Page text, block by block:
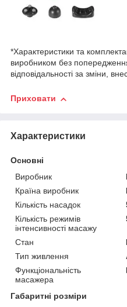
*Характеристики та
виробником без
відповідальності за зміни,
Приховати
Характеристики
Основні
Виробник
Країна виробник
Кількість насадок
Кількість режимів
інтенсивності масажу
Стан
Тип живлення
Функціональність
масажера
Габаритні розміри